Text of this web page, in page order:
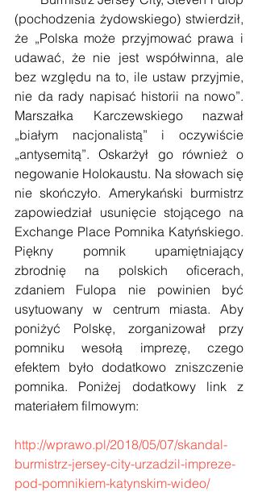
(pochodzenia żydowskiego) stwierdził,
że „Polska może przyjmować prawa i
udawać, że nie jest współwinna, ale
bez względu na to, ile ustaw przyjmie,
nie da rady napisać historii na nowo”.
Marszałka Karczewskiego nazwał
„białym nacjonalistą” i oczywiście
„antysemitą”. Oskarżył go również o
negowanie Holokaustu. Na słowach się
nie skończyło. Amerykański burmistrz
zapowiedział usunięcie stojącego na
Exchange Place Pomnika Katyńskiego.
Piękny pomnik upamiętniający
zbrodnię na polskich oficerach,
zdaniem Fulopa nie powinien być
usytuowany w centrum miasta. Aby
poniżyć Polskę, zorganizował przy
pomniku wesołą imprezę, czego
efektem było dodatkowo zniszczenie
pomnika. Poniżej dodatkowy link z
materiałem filmowym:
http://wprawo.pl/2018/05/07/skandal-
burmistrz-jersey-city-urzadzil-impreze-
pod-pomnikiem-katynskim-wideo/